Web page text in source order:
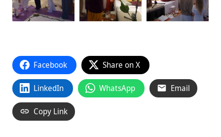
Facebook Share on X
LinkedIn WhatsApp Email
Copy Link